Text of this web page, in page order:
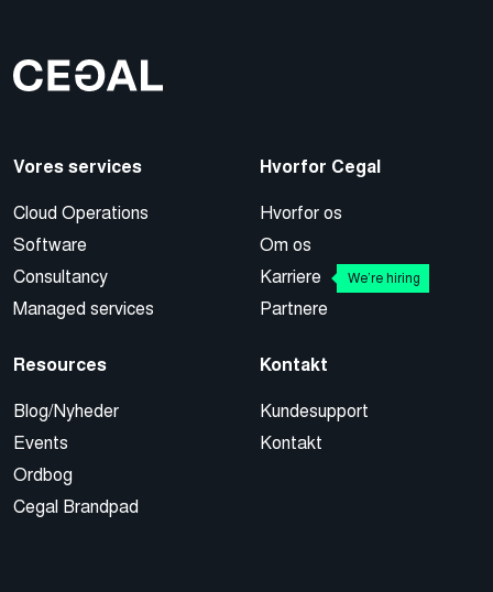
Vores services
Cloud Operations
Software
Consultancy
Managed services
Hvorfor Cegal
Hvorfor os
Om os
Karriere
We’re hiring
Partnere
Resources
Blog/Nyheder
Events
Ordbog
Cegal Brandpad
Kontakt
Kundesupport
Kontakt